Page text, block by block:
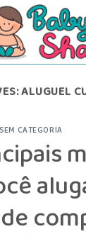
ALUGUEL
SEM CATEGORIA